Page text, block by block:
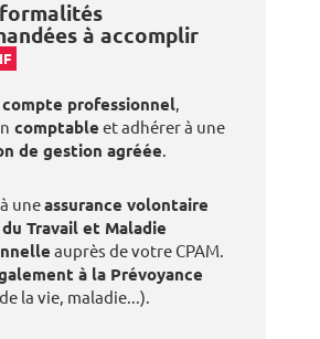
à accomplir
compte professionnel,
comptable et adhérer à une
de gestion agréée.
uneassurance volontaire
Travail et Maladie
auprès de votre CPAM.
à la Prévoyance
la vie, maladie...).